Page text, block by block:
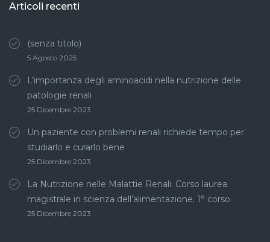
Articoli recenti
(senza titolo)
5 Agosto 2025
L’importanza degli aminoacidi nella nutrizione delle
patologie renali
25 Dicembre 2023
Un paziente con problemi renali richiede tempo per
studiarlo e curarlo bene
25 Dicembre 2023
La Nutrizione nelle Malattie Renali. Corso laurea
magistrale in scienza dell’alimentazione. 1° corso.
25 Dicembre 2023